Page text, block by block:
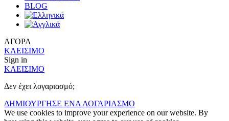
BLOG
ΑΓΟΡΑ
ΚΛΕΙΣΙΜΟ
Sign in
ΚΛΕΙΣΙΜΟ
Δεν έχει λογαριασμό;
ΔΗΜΙΟΥΡΓΗΣΕ ΕΝΑ ΛΟΓΑΡΙΑΣΜΟ
We use cookies to improve your experience on our website. By